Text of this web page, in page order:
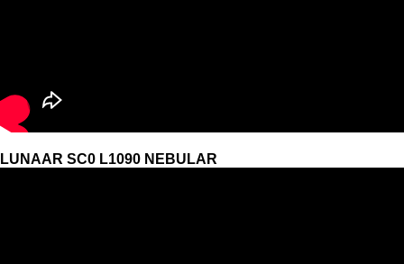
LUNAAR SC0 L1090 NEBULAR